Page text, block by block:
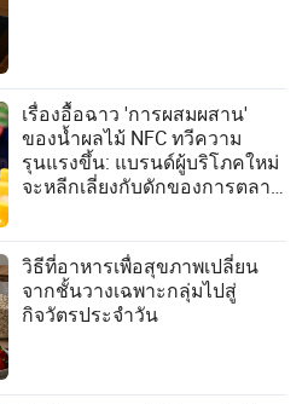
เรื่องอื้อฉาว 'การผสมผสาน'
ของน้ำผลไม้ NFC ทวีความ
รุนแรงขึ้น: แบรนด์ผู้บริโภคใหม่
จะหลีกเลี่ยงกับดักของการตลาด
วิธีที่อาหารเพื่อสุขภาพเปลี่ยน
จากชั้นวางเฉพาะกลุ่มไปสู่
กิจวัตรประจำวัน